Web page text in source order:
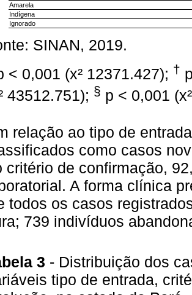
Amarela
Indígena
Ignorado
SINAN, 2019.
< 0,001 (x² 12371.427); †
43512.751); § p < 0,001
relação ao tipo de
como casos
critério de confirmação,
A forma clínica
todos os casos
739 indivíduos
3 - Distribuição dos
tipo de entrada,